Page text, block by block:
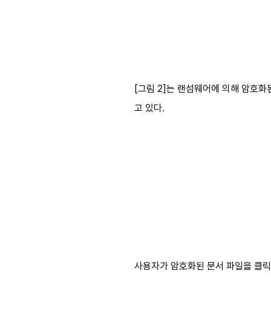
[그림 2]는 랜섬웨어에 의해 암호화
고 있다.
사용자가 암호화된 문서 파일을 클